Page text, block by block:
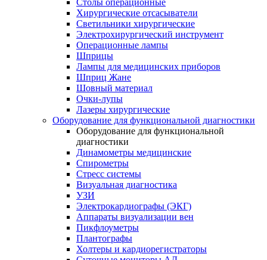
Столы операционные
Хирургические отсасыватели
Светильники хирургические
Электрохирургический инструмент
Операционные лампы
Шприцы
Лампы для медицинских приборов
Шприц Жане
Шовный материал
Очки-лупы
Лазеры хирургические
Оборудование для функциональной диагностики
Оборудование для функциональной
диагностики
Динамометры медицинские
Спирометры
Стресс системы
Визуальная диагностика
УЗИ
Электрокардиографы (ЭКГ)
Аппараты визуализации вен
Пикфлоуметры
Плантографы
Холтеры и кардиорегистраторы